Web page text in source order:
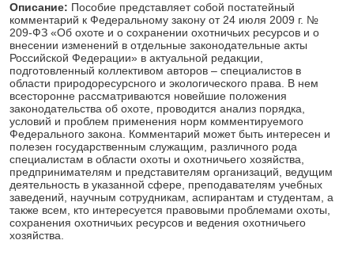
Описание: Пособие представляет собой постатейный
комментарий к Федеральному закону от 24 июля 2009 г. №
209-ФЗ «Об охоте и о сохранении охотничьих ресурсов и о
внесении изменений в отдельные законодательные акты
Российской Федерации» в актуальной редакции,
подготовленный коллективом авторов – специалистов в
области природоресурсного и экологического права. В нем
всесторонне рассматриваются новейшие положения
законодательства об охоте, проводится анализ порядка,
условий и проблем применения норм комментируемого
Федерального закона. Комментарий может быть интересен и
полезен государственным служащим, различного рода
специалистам в области охоты и охотничьего хозяйства,
предпринимателям и представителям организаций, ведущим
деятельность в указанной сфере, преподавателям учебных
заведений, научным сотрудникам, аспирантам и студентам, а
также всем, кто интересуется правовыми проблемами охоты,
сохранения охотничьих ресурсов и ведения охотничьего
хозяйства.